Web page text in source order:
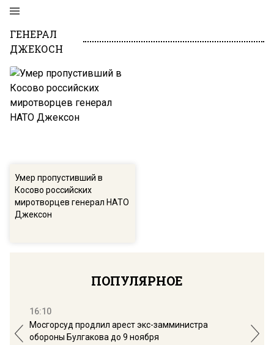
ГЕНЕРАЛ
ДЖЕКОСН
Умер пропустивший в
Косово российских
миротворцев генерал НАТО
Джексон
ПОПУЛЯРНОЕ
16:10
Мосгорсуд продлил арест экс-замминистра
обороны Булгакова до 9 ноября